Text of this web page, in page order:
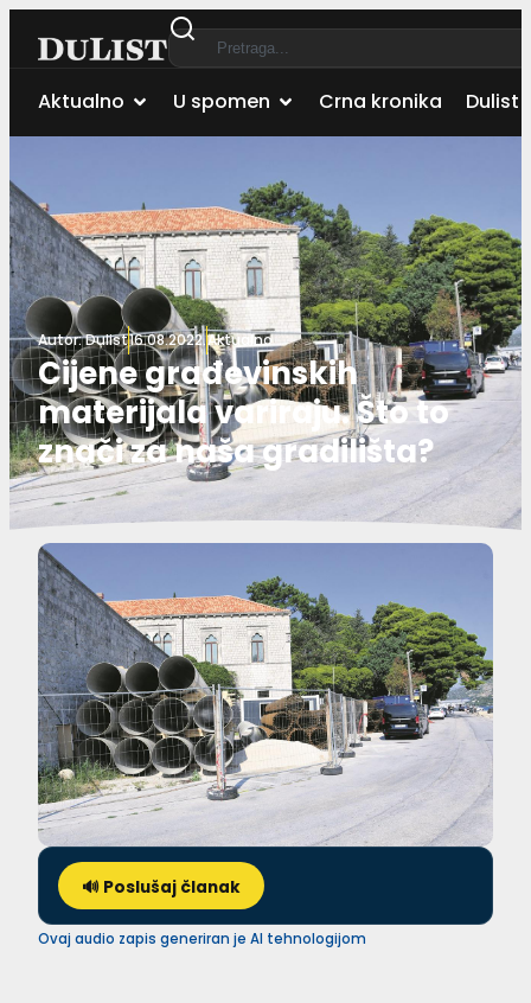
Aktualno U spomen Crna kronika Dulist
Autor:Dulist16.08.2022.Aktualno
Cijene građevinskih
materijala variraju. Što to
znači za naša gradilišta?
🔊 Poslušaj članak
Ovaj audio zapis generiran je AI tehnologijom